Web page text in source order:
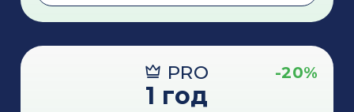
PRO -20%
1 год